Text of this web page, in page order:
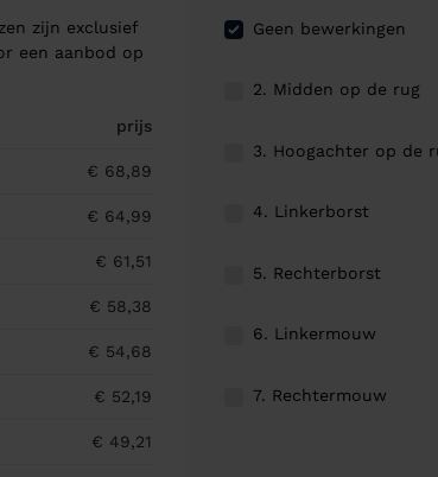
zijn exclusief
een aanbod op
prijs
€ 68,89
€ 64,99
€ 61,51
€ 58,38
€ 54,68
€ 52,19
€ 49,21
Geen bewerkingen
2. Midden op de rug
3. Hoogachter op de
4. Linkerborst
5. Rechterborst
6. Linkermouw
7. Rechtermouw